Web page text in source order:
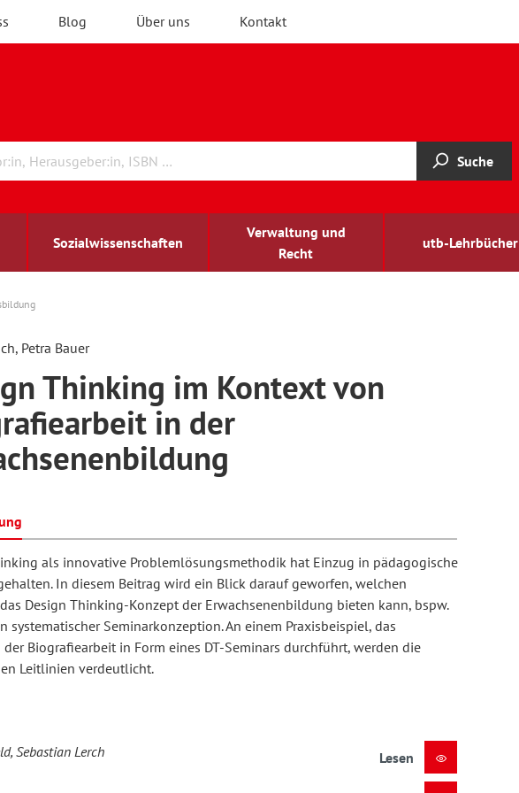
Blog Über uns Kontakt
Suche
Sozialwissenschaften
Verwaltung und
Recht
utb-Lehrbücher
Bildung
Erwachsenenbildung
Bildung
Schule und Unterricht
und Wissenschaft
Arbeit
und Unterrichtsforschung
und
sehbehindert
forum
Erwachsenenbildung
Forum
für
Petra Bauer
Thinking im Kontext von
in der
als innovative Problemlösungsmethodik hat Einzug in pädagogische
In diesem Beitrag wird ein Blick darauf geworfen, welchen
Design Thinking-Konzept der Erwachsenenbildung bieten kann, bspw.
systematischer Seminarkonzeption. An einem Praxisbeispiel, das
Biografiearbeit in Form eines DT-Seminars durchführt, werden die
Leitlinien verdeutlicht.
Sebastian Lerch
Lesen